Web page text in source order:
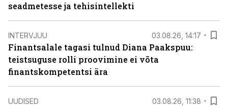
seadmetesse ja tehisintellekti
INTERVJUU 03.08.26, 14:17
Finantsalale tagasi tulnud Diana Paakspuu:
teistsuguse rolli proovimine ei võta
finantskompetentsi ära
UUDISED 03.08.26, 11:38